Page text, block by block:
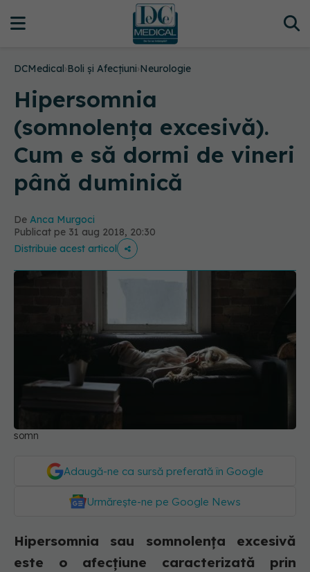
DCMedical›Boli și Afecțiuni›Neurologie
Hipersomnia
(somnolența excesivă).
Cum e să dormi de vineri
până duminică
De Anca Murgoci
Publicat pe 31 aug 2018, 20:30
Distribuie acest articol
somn
Adaugă-ne ca sursă preferată în Google
Urmărește-ne pe Google News
Hipersomnia sau somnolența excesivă
este o afecțiune caracterizată prin